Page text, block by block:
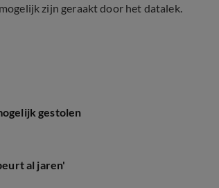
zijn geraakt door het datalek.
gestolen
al jaren'